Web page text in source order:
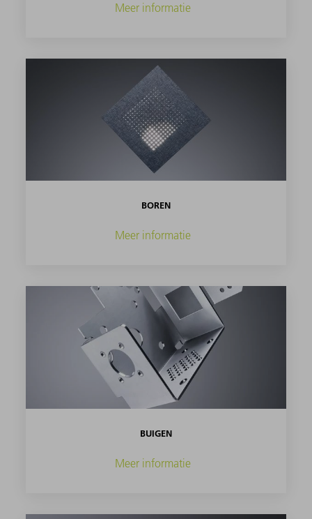
Meer informatie
BOREN
Meer informatie
BUIGEN
Meer informatie